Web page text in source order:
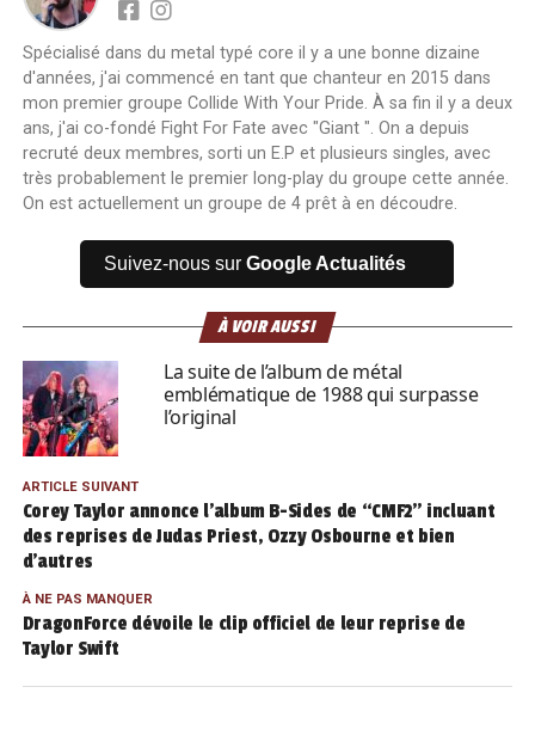
Spécialisé dans du metal typé core il y a une bonne dizaine
d'années, j'ai commencé en tant que chanteur en 2015 dans
mon premier groupe Collide With Your Pride. À sa fin il y a deux
ans, j'ai co-fondé Fight For Fate avec "Giant ". On a depuis
recruté deux membres, sorti un E.P et plusieurs singles, avec
très probablement le premier long-play du groupe cette année.
On est actuellement un groupe de 4 prêt à en découdre.
Suivez-nous surGoogle Actualités
À VOIR AUSSI
La suite de l’album de métal
emblématique de 1988 qui surpasse
l’original
ARTICLE SUIVANT
Corey Taylor annonce l’album B-Sides de “CMF2” incluant
des reprises de Judas Priest, Ozzy Osbourne et bien
d’autres
À NE PAS MANQUER
DragonForce dévoile le clip officiel de leur reprise de
Taylor Swift